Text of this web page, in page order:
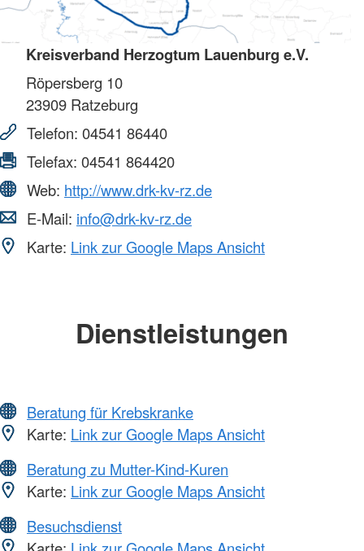
Kreisverband Herzogtum Lauenburg e.V.
Röpersberg 10
23909 Ratzeburg
Telefon: 04541 86440
Telefax: 04541 864420
Web: http://www.drk-kv-rz.de
E-Mail: info@drk-kv-rz.de
Karte: Link zur Google Maps Ansicht
Dienstleistungen
Beratung für Krebskranke
Karte: Link zur Google Maps Ansicht
Beratung zu Mutter-Kind-Kuren
Karte: Link zur Google Maps Ansicht
Besuchsdienst